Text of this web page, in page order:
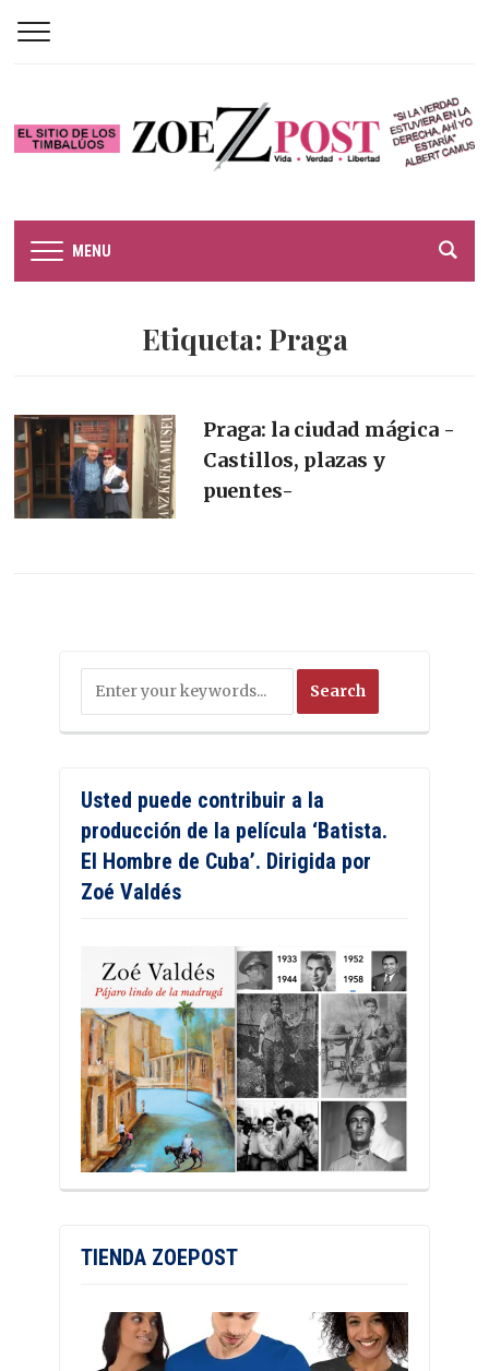
MENU
Etiqueta: Praga
Praga: la ciudad mágica -
Castillos, plazas y
puentes-
Usted puede contribuir a la
producción de la película ‘Batista.
El Hombre de Cuba’. Dirigida por
Zoé Valdés
TIENDA ZOEPOST